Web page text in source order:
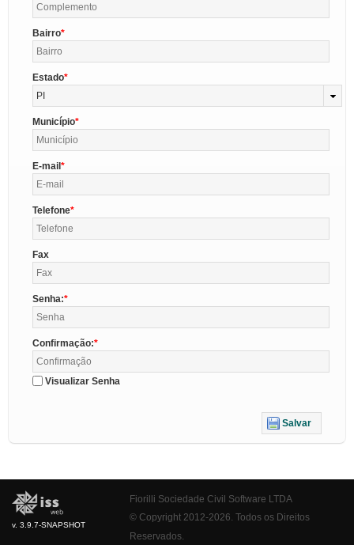
Bairro
Estado
PI
Município
E-mail
Telefone
Fax
Senha:
Confirmação:
Visualizar Senha
Salvar
v. 3.9.7-SNAPSHOT
Fiorilli Sociedade Civil Software LTDA
© Copyright 2012-2026. Todos os Direitos
Reservados.